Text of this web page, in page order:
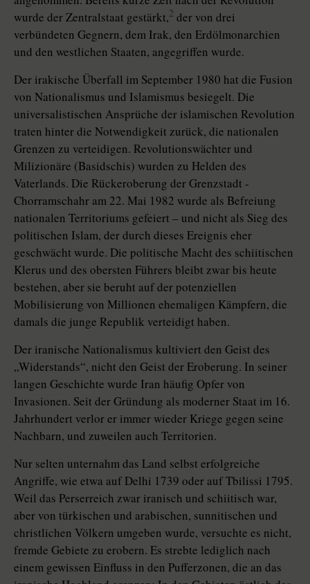
wurde der Zentralstaat gestärkt,2 der von drei
verbündeten Gegnern, dem Irak, den Erdölmonarchien
und den westlichen Staaten, angegriffen wurde.
Der irakische Überfall im September 1980 hat die Fusion
von Nationalismus und Islamismus besiegelt. Die
universalistischen Ansprüche der islamischen Revolution
traten hinter die Notwendigkeit zurück, die nationalen
Grenzen zu verteidigen. Revolutionswächter und
Milizionäre (Basidschis) wurden zu Helden des
Vaterlands. Die Rückeroberung der Grenzstadt ­
Chorramschahr am 22. Mai 1982 wurde als Befreiung
nationalen Territoriums gefeiert – und nicht als Sieg des
politischen Islam, der durch dieses Ereignis eher
geschwächt wurde. Die politische Macht des schiitischen
Klerus und des obersten Führers bleibt zwar bis heute
bestehen, aber sie beruht auf der ­potenziellen
Mobilisierung von Mil­lionen ehemaligen Kämpfern, die
damals die junge Republik verteidigt haben.
Der iranische Nationalismus kultiviert den Geist des
„Widerstands“, nicht den Geist der Eroberung. In seiner
langen Geschichte wurde Iran häufig Opfer von
Invasionen. Seit der Gründung als moderner Staat im 16.
Jahrhundert verlor er immer wieder Kriege gegen seine
Nachbarn, und zuweilen auch Territorien.
Nur selten unternahm das Land selbst erfolgreiche
Angriffe, wie etwa auf ­Delhi 1739 oder auf Tbilissi 1795.
Weil das Perserreich zwar iranisch und schii­tisch war,
aber von türkischen und arabischen, sunnitischen und
christlichen Völkern umgeben wurde, versuchte es nicht,
fremde Gebiete zu erobern. Es strebte lediglich nach
einem gewissen Einfluss in den Pufferzonen, die an das